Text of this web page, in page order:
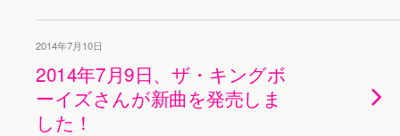
2014年7月10日
2014年7月9日、ザ・キングボ
ーイズさんが新曲を発売しま
した！